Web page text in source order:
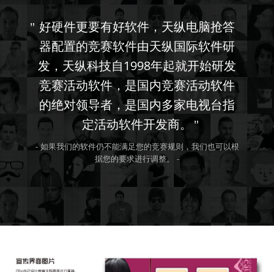
好硬件更要有好软件，天纵电脑抢答
器配置的竞赛软件由天纵国际软件研
发，天纵科技自1998年起就开始研发
竞赛活动软件，是国内竞赛活动软件
的绝对领导者，是国内多家电视台指
定活动软件开发商。
- 如果我们的软件仍不能满足您的竞赛规则，我们也可以根
据您的要求进行调整。 -